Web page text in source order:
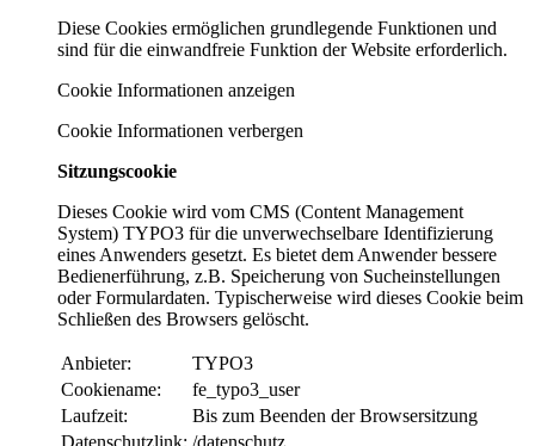
Diese Cookies ermöglichen grundlegende Funktionen und
sind für die einwandfreie Funktion der Website erforderlich.
Cookie Informationen anzeigen
Cookie Informationen verbergen
Sitzungscookie
Dieses Cookie wird vom CMS (Content Management
System) TYPO3 für die unverwechselbare Identifizierung
eines Anwenders gesetzt. Es bietet dem Anwender bessere
Bedienerführung, z.B. Speicherung von Sucheinstellungen
oder Formulardaten. Typischerweise wird dieses Cookie beim
Schließen des Browsers gelöscht.
Anbieter:
TYPO3
Cookiename:
fe_typo3_user
Laufzeit:
Bis zum Beenden der Browsersitzung